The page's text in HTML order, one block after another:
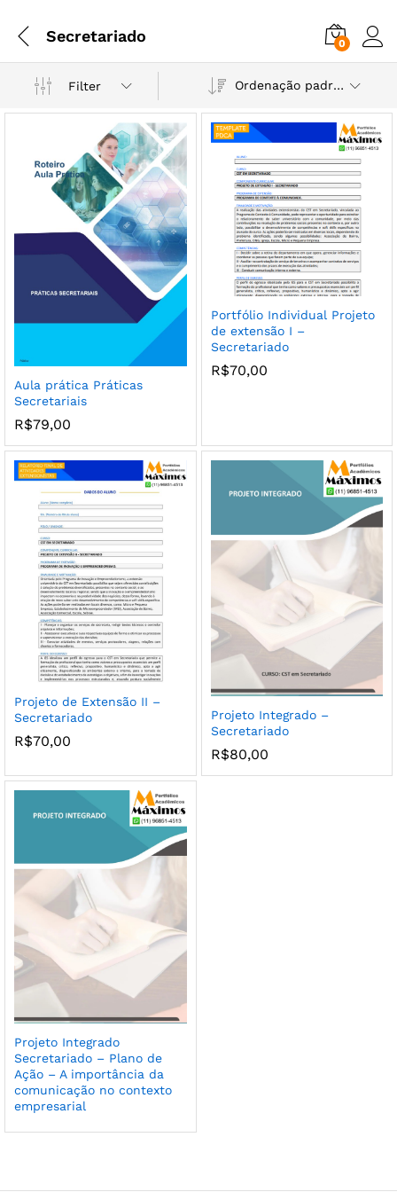
Secretariado 0
Filter Ordenação padrão
Aula prática Práticas
Secretariais
R$79,00
Portfólio Individual Projeto
de extensão I –
Secretariado
R$70,00
Projeto de Extensão II –
Secretariado
R$70,00
Projeto Integrado –
Secretariado
R$80,00
Projeto Integrado
Secretariado – Plano de
Ação – A importância da
comunicação no contexto
empresarial